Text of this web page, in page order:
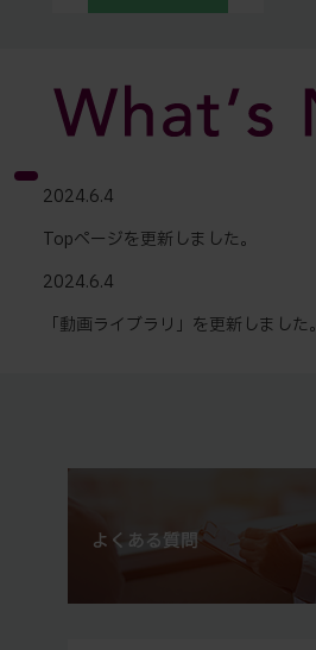
2024.6.4
Topページを更新しました。
2024.6.4
「動画ライブラリ」を更新しました。